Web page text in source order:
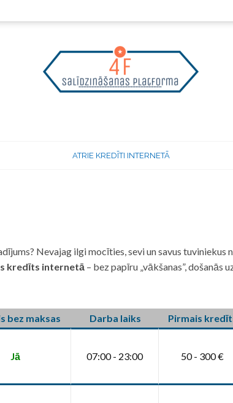
ATRIE KREDĪTI INTERNETĀ
Nevajag ilgi mocīties, sevi un savus
kredīts internetā – bez papīru „vākšanas”,
bez maksas Darba laiks Pirmais
Jā 07:00 - 23:00 50 - 300 €